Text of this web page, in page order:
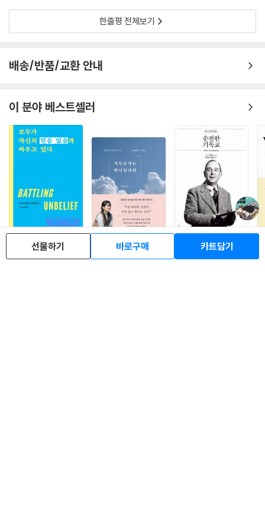
한줄평 전체보기
배송/반품/교환 안내
이 분야 베스트셀러
모두가 자신의 믿음 없
음과 싸우고 있다
거꾸로 가는 하나님 나
라
순전한 기독교
선물하기 바로구매 카트담기